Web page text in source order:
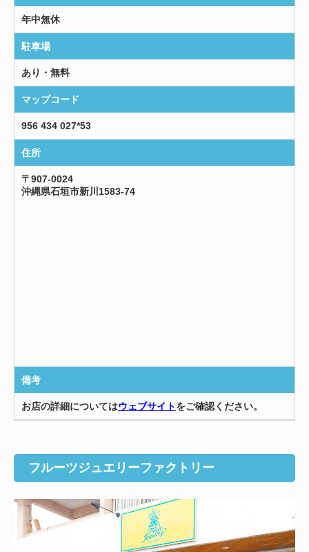
年中無休
駐車場
あり・無料
マップコード
956 434 027*53
住所
〒907-0024
沖縄県石垣市新川1583-74
備考
お店の詳細についてはウェブサイトをご確認ください。
フルーツジュエリーファクトリー